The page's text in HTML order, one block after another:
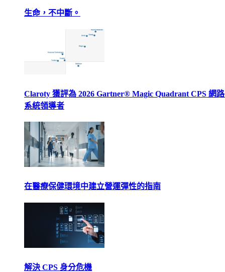
生命，不中斷。
Claroty 獲評為 2026 Gartner® Magic Quadrant CPS 網
系統領導者
在醫療保健環境中建立營運彈性的指南
解決 CPS 身分危機